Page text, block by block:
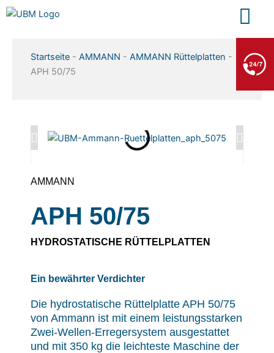
Zum
Inhalt
+49 7552 93665 13
Startseite -AMMANN -AMMANN Rüttelplatten -
APH 50/75
AMMANN
APH 50/75
HYDROSTATISCHE RÜTTELPLATTEN
Ein bewährter Verdichter
Die hydrostatische Rüttelplatte APH 50/75
von Ammann ist mit einem leistungsstarken
Zwei-Wellen-Erregersystem ausgestattet
und mit 350 kg die leichteste Maschine der